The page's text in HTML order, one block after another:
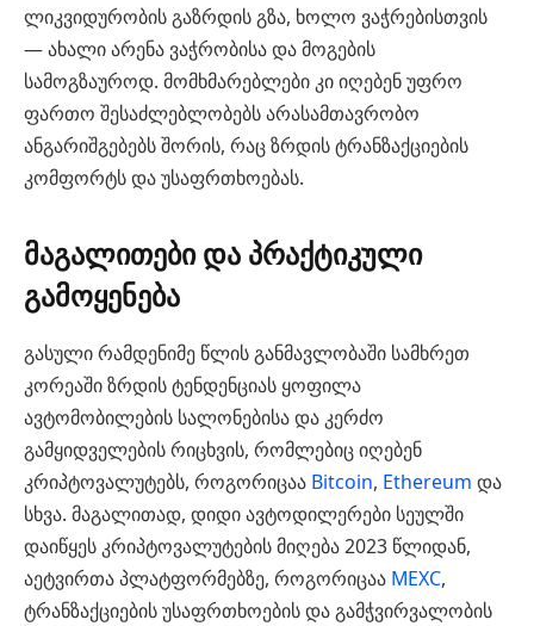
ლიკვიდურობის გაზრდის გზა, ხოლო ვაჭრებისთვის
— ახალი არენა ვაჭრობისა და მოგების
სამოგზაუროდ. მომხმარებლები კი იღებენ უფრო
ფართო შესაძლებლობებს არასამთავრობო
ანგარიშგებებს შორის, რაც ზრდის ტრანზაქციების
კომფორტს და უსაფრთხოებას.
მაგალითები და პრაქტიკული
გამოყენება
გასული რამდენიმე წლის განმავლობაში სამხრეთ
კორეაში ზრდის ტენდენციას ყოფილა
ავტომობილების სალონებისა და კერძო
გამყიდველების რიცხვის, რომლებიც იღებენ
კრიპტოვალუტებს, როგორიცაა Bitcoin, Ethereum და
სხვა. მაგალითად, დიდი ავტოდილერები სეულში
დაიწყეს კრიპტოვალუტების მიღება 2023 წლიდან,
აეტვირთა პლატფორმებზე, როგორიცაა MEXC,
ტრანზაქციების უსაფრთხოების და გამჭვირვალობის